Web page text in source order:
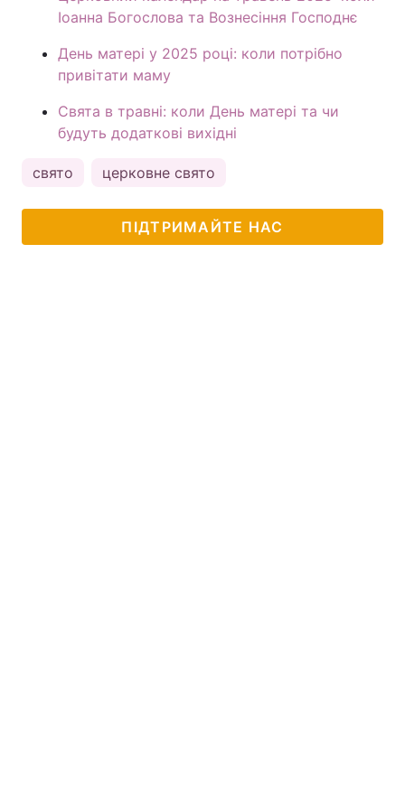
Іоанна Богослова та Вознесіння Господнє
День матері у 2025 році: коли потрібно
привітати маму
Свята в травні: коли День матері та чи
будуть додаткові вихідні
свято церковне свято
ПІДТРИМАЙТЕ НАС